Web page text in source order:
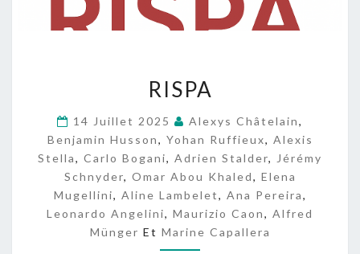
I
P
A
RISPA
14 Juillet 2025 Alexys Châtelain,
Benjamin Husson, Yohan Ruffieux, Alexis
Stella, Carlo Bogani, Adrien Stalder,
Jérémy
Schnyder, Omar Abou Khaled, Elena
Mugellini, Aline Lambelet, Ana Pereira,
Leonardo Angelini, Maurizio Caon, Alfred
Münger Et Marine Capallera